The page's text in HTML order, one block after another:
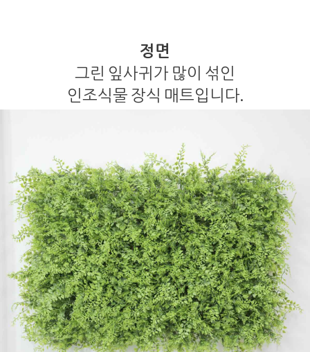
정면
그린 잎사귀가 많이 섞인
인조식물 장식 매트입니다.